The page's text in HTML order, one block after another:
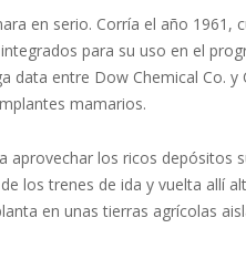
en serio. Corría el año 1961,
para su uso en el
entre Dow Chemical Co. y
mamarios.
aprovechar los ricos depósitos
los trenes de ida y vuelta allí
en unas tierras agrícolas